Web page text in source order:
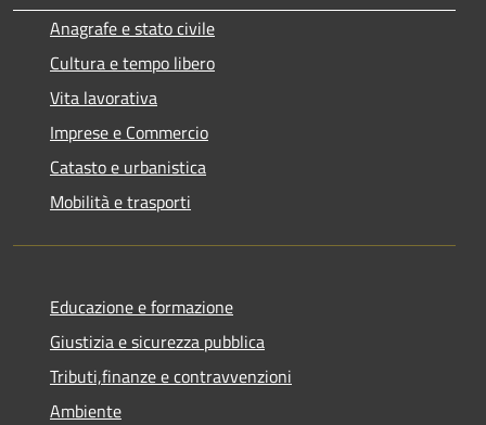
Anagrafe e stato civile
Cultura e tempo libero
Vita lavorativa
Imprese e Commercio
Catasto e urbanistica
Mobilità e trasporti
Educazione e formazione
Giustizia e sicurezza pubblica
Tributi,finanze e contravvenzioni
Ambiente